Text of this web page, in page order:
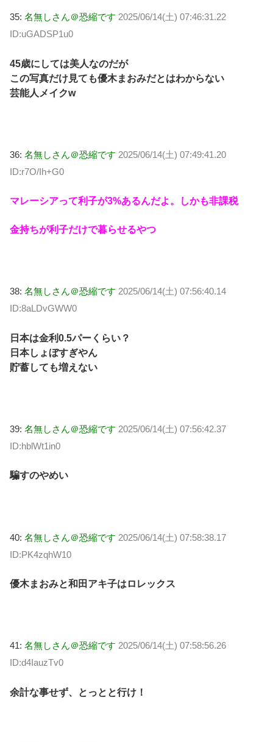
35: 名無しさん＠恐縮です 2025/06/14(土) 07:46:31.22
ID:uGADSP1u0
45歳にしては美人なのだが
この写真だけ見ても優木まおみだとはわからない
芸能人メイクw
36: 名無しさん＠恐縮です 2025/06/14(土) 07:49:41.20
ID:r7O/Ih+G0
マレーシアって利子が3%あるんだよ。しかも非課税
金持ちが利子だけで暮らせるやつ
38: 名無しさん＠恐縮です 2025/06/14(土) 07:56:40.14
ID:8aLDvGWW0
日本は金利0.5パーくらい？
日本しょぼすぎやん
貯蓄しても増えない
39: 名無しさん＠恐縮です 2025/06/14(土) 07:56:42.37
ID:hblWt1in0
騙すのやめい
40: 名無しさん＠恐縮です 2025/06/14(土) 07:58:38.17
ID:PK4zqhW10
優木まおみと和田アキ子はロレックス
41: 名無しさん＠恐縮です 2025/06/14(土) 07:58:56.26
ID:d4IauzTv0
余計な事せず、とっとと行け！